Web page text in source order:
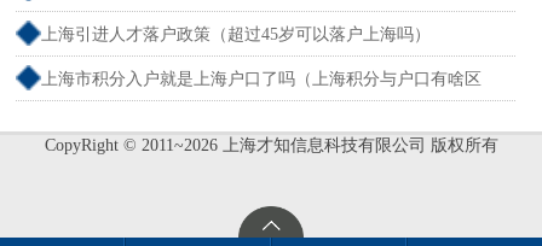
上海引进人才落户政策（超过45岁可以落户上海吗）
上海市积分入户就是上海户口了吗（上海积分与户口有啥区
CopyRight © 2011~2026 上海才知信息科技有限公司 版权所有